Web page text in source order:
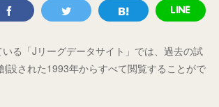
る「Jリーグデータサイト」では、過去の試
設された1993年からすべて閲覧することがで